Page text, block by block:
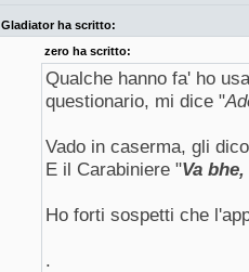
Gladiator ha scritto:
zero ha scritto:
Qualche hanno fa' ho
questionario, mi dice "
Vado in caserma, gli
E il Carabiniere "Va
Ho forti sospetti che
.